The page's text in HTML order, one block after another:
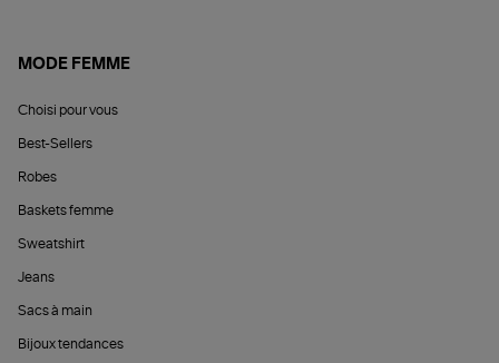
MODE FEMME
Choisi pour vous
Best-Sellers
Robes
Baskets femme
Sweatshirt
Jeans
Sacs à main
Bijoux tendances